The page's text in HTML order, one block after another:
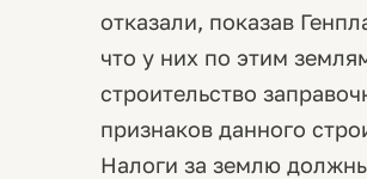
отказали, показав
что у них по этим
строительство
признаков данного
Налоги за землю